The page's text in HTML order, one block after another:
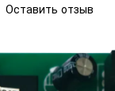
Оставить отзыв